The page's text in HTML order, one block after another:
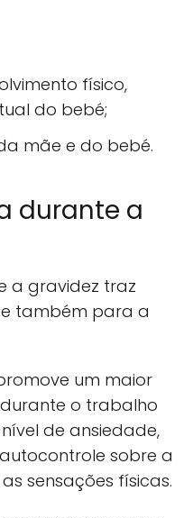
físico,
do bebé;
mãe e do bebé.
durante a
a gravidez traz
também para a
um maior
o trabalho
de ansiedade,
sobre a
sensações físicas.